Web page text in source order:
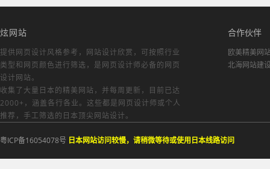
炫网站
提供网页设计风格参考， 网站设计欣赏 ，可按照行业
类型和网页颜色进行筛选，是网页设计师必备的网页
设计网站。
收集了大量日本的精美网站，并每周更新，目前已达
2000+，涵盖各行各业。这些都是网页设计师或个人
推荐，手工筛选的日本顶尖网站设计。
合作伙伴
欧美精美网
北海网站建
粤ICP备16054078号 日本网站访问较慢，请稍微等待或使用日本线路访问